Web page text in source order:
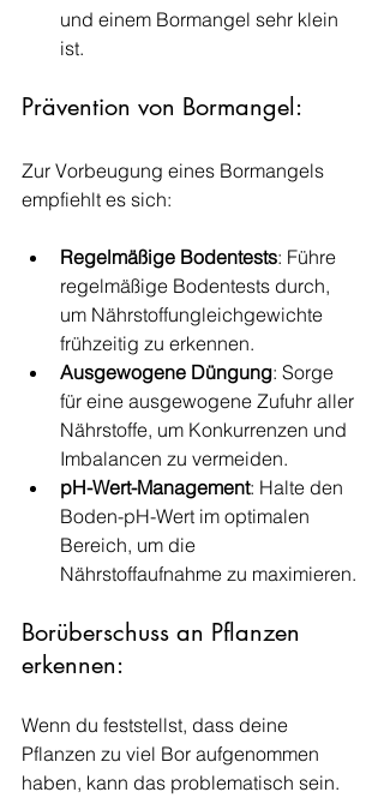
und einem Bormangel sehr klein
ist.
Prävention von Bormangel:
Zur Vorbeugung eines Bormangels
empfiehlt es sich:
Regelmäßige Bodentests: Führe
regelmäßige Bodentests durch,
um Nährstoffungleichgewichte
frühzeitig zu erkennen.
Ausgewogene Düngung: Sorge
für eine ausgewogene Zufuhr aller
Nährstoffe, um Konkurrenzen und
Imbalancen zu vermeiden.
pH-Wert-Management: Halte den
Boden-pH-Wert im optimalen
Bereich, um die
Nährstoffaufnahme zu maximieren.
Borüberschuss an Pflanzen
erkennen:
Wenn du feststellst, dass deine
Pflanzen zu viel Bor aufgenommen
haben, kann das problematisch sein.